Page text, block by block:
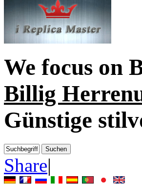
We focus on
Billig
Günstige
Share|